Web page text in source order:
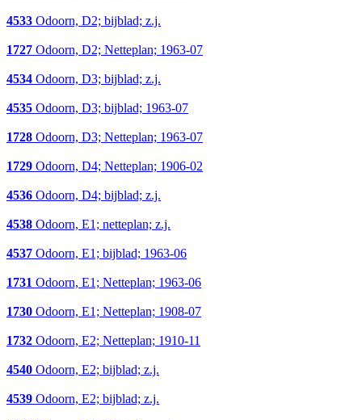
4533 Odoorn, D2; bijblad; z.j.
1727 Odoorn, D2; Netteplan; 1963-07
4534 Odoorn, D3; bijblad; z.j.
4535 Odoorn, D3; bijblad; 1963-07
1728 Odoorn, D3; Netteplan; 1963-07
1729 Odoorn, D4; Netteplan; 1906-02
4536 Odoorn, D4; bijblad; z.j.
4538 Odoorn, E1; netteplan; z.j.
4537 Odoorn, E1; bijblad; 1963-06
1731 Odoorn, E1; Netteplan; 1963-06
1730 Odoorn, E1; Netteplan; 1908-07
1732 Odoorn, E2; Netteplan; 1910-11
4540 Odoorn, E2; bijblad; z.j.
4539 Odoorn, E2; bijblad; z.j.